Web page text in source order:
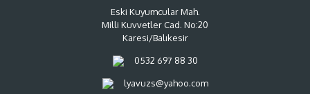
Eski Kuyumcular Mah.
Milli Kuvvetler Cad. No:20
Karesi/Balıkesir
0532 697 88 30
lyavuzs@yahoo.com